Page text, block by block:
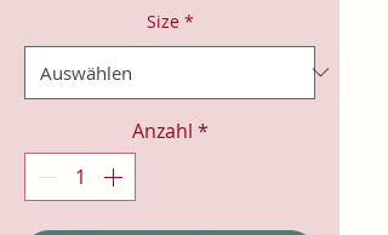
Size *
Anzahl *